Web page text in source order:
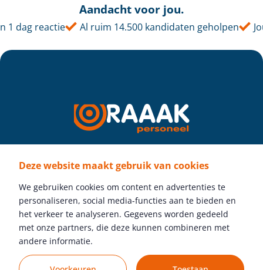
Deze website maakt gebruik van cookies
We gebruiken cookies om content en advertenties te
personaliseren, social media-functies aan te bieden en
het verkeer te analyseren. Gegevens worden gedeeld
met onze partners, die deze kunnen combineren met
andere informatie.
Aandacht voor jou.
dag reactie Al ruim 14.500 kandidaten geholpen
Volg ons
Gratis vacature plaatsen